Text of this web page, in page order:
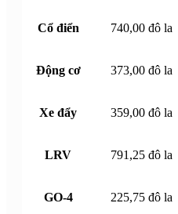
Cổ điển 740,00 đô la
Động cơ 373,00 đô la
Xe đẩy 359,00 đô la
LRV 791,25 đô la
GO-4 225,75 đô la